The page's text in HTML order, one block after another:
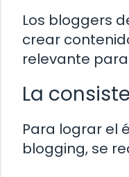
Los bloggers
crear
relevante
La
Para lograr el
blogging, se